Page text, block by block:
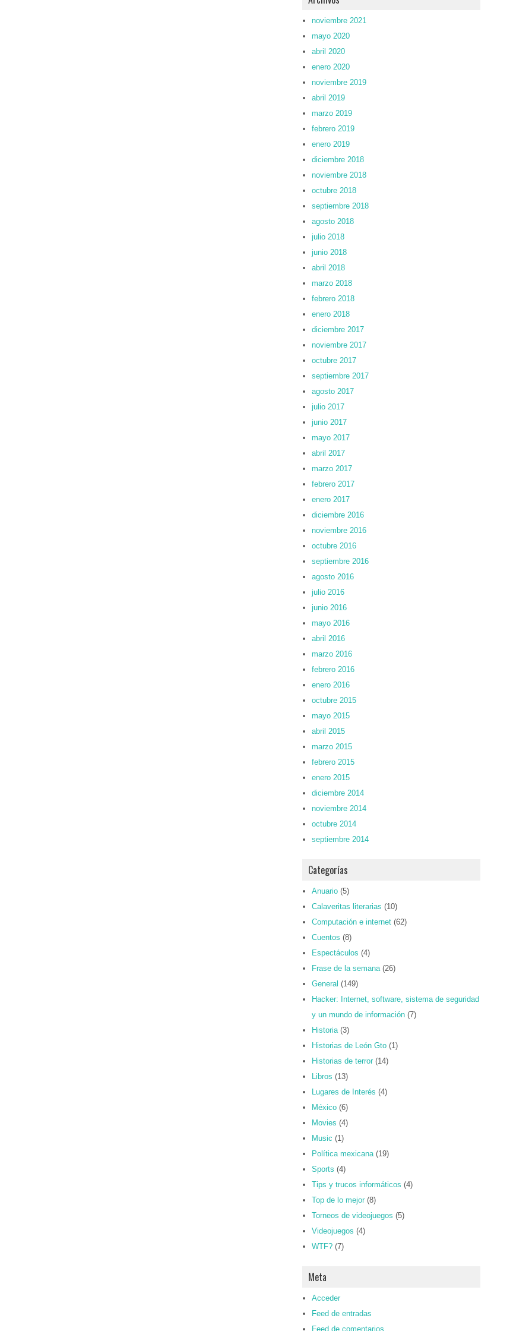
noviembre 2021
mayo 2020
abril 2020
enero 2020
noviembre 2019
abril 2019
marzo 2019
febrero 2019
enero 2019
diciembre 2018
noviembre 2018
octubre 2018
septiembre 2018
agosto 2018
julio 2018
junio 2018
abril 2018
marzo 2018
febrero 2018
enero 2018
diciembre 2017
noviembre 2017
octubre 2017
septiembre 2017
agosto 2017
julio 2017
junio 2017
mayo 2017
abril 2017
marzo 2017
febrero 2017
enero 2017
diciembre 2016
noviembre 2016
octubre 2016
septiembre 2016
agosto 2016
julio 2016
junio 2016
mayo 2016
abril 2016
marzo 2016
febrero 2016
enero 2016
octubre 2015
mayo 2015
abril 2015
marzo 2015
febrero 2015
enero 2015
diciembre 2014
noviembre 2014
octubre 2014
septiembre 2014
Categorías
Anuario (5)
Calaveritas literarias (10)
Computación e internet (62)
Cuentos (8)
Espectáculos (4)
Frase de la semana(26)
General (149)
Hacker: Internet, software, sistema de seguridad
y un mundo de información (7)
Historia(3)
Historias de León Gto (1)
Historias de terror (14)
Libros (13)
Lugares de Interés (4)
México (6)
Movies (4)
Music (1)
Política mexicana(19)
Sports (4)
Tips y trucos informáticos (4)
Top de lo mejor (8)
Torneos de videojuegos (5)
Videojuegos (4)
WTF? (7)
Meta
Acceder
Feed de entradas
Feed de comentarios